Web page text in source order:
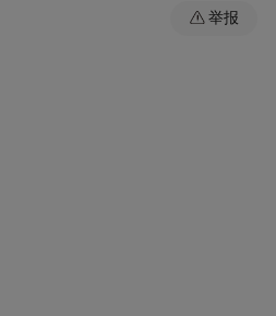
举报